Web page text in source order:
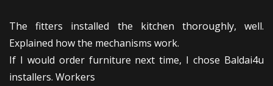
The fitters installed the kitchen thoroughly, well.
Explained how the mechanisms work.
If I would order furniture next time, I chose Baldai4u
installers. Workers